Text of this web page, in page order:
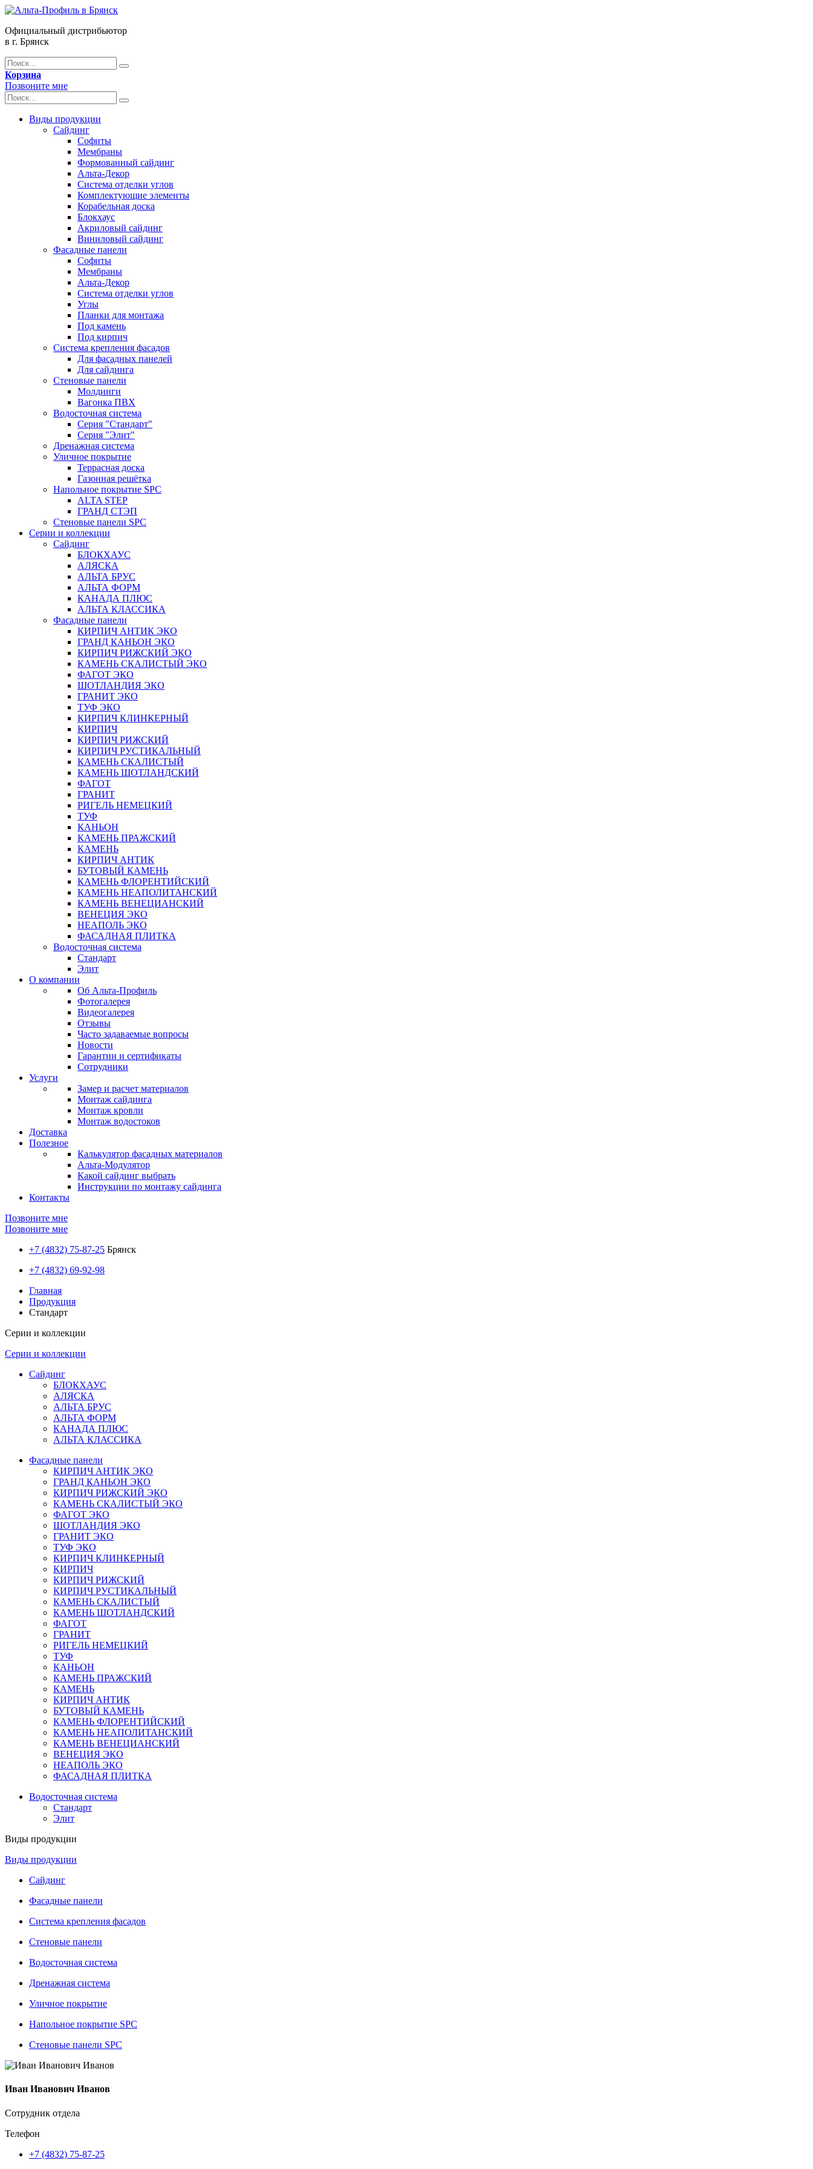
Официальный дистрибьютор
в г. Брянск
Корзина
Позвоните мне
Виды продукции
Сайдинг
Софиты
Мембраны
Формованный сайдинг
Альта-Декор
Система отделки углов
Комплектующие элементы
Корабельная доска
Блокхаус
Акриловый сайдинг
Виниловый сайдинг
Фасадные панели
Софиты
Мембраны
Альта-Декор
Система отделки углов
Углы
Планки для монтажа
Под камень
Под кирпич
Система крепления фасадов
Для фасадных панелей
Для сайдинга
Стеновые панели
Молдинги
Вагонка ПВХ
Водосточная система
Серия "Стандарт"
Серия "Элит"
Дренажная система
Уличное покрытие
Террасная доска
Газонная решётка
Напольное покрытие SPC
ALTA STEP
ГРАНД СТЭП
Стеновые панели SPC
Серии и коллекции
Сайдинг
БЛОКХАУС
АЛЯСКА
АЛЬТА БРУС
АЛЬТА ФОРМ
КАНАДА ПЛЮС
АЛЬТА КЛАССИКА
Фасадные панели
КИРПИЧ АНТИК ЭКО
ГРАНД КАНЬОН ЭКО
КИРПИЧ РИЖСКИЙ ЭКО
КАМЕНЬ СКАЛИСТЫЙ ЭКО
ФАГОТ ЭКО
ШОТЛАНДИЯ ЭКО
ГРАНИТ ЭКО
ТУФ ЭКО
КИРПИЧ КЛИНКЕРНЫЙ
КИРПИЧ
КИРПИЧ РИЖСКИЙ
КИРПИЧ РУСТИКАЛЬНЫЙ
КАМЕНЬ СКАЛИСТЫЙ
КАМЕНЬ ШОТЛАНДСКИЙ
ФАГОТ
ГРАНИТ
РИГЕЛЬ НЕМЕЦКИЙ
ТУФ
КАНЬОН
КАМЕНЬ ПРАЖСКИЙ
КАМЕНЬ
КИРПИЧ АНТИК
БУТОВЫЙ КАМЕНЬ
КАМЕНЬ ФЛОРЕНТИЙСКИЙ
КАМЕНЬ НЕАПОЛИТАНСКИЙ
КАМЕНЬ ВЕНЕЦИАНСКИЙ
ВЕНЕЦИЯ ЭКО
НЕАПОЛЬ ЭКО
ФАСАДНАЯ ПЛИТКА
Водосточная система
Стандарт
Элит
О компании
Об Альта-Профиль
Фотогалерея
Видеогалерея
Отзывы
Часто задаваемые вопросы
Новости
Гарантии и сертификаты
Сотрудники
Услуги
Замер и расчет материалов
Монтаж сайдинга
Монтаж кровли
Монтаж водостоков
Доставка
Полезное
Калькулятор фасадных материалов
Альта-Модулятор
Какой сайдинг выбрать
Инструкции по монтажу сайдинга
Контакты
Позвоните мне
Позвоните мне
+7 (4832) 75-87-25 Брянск
+7 (4832) 69-92-98
Главная
Продукция
Стандарт
Серии и коллекции
Серии и коллекции
Сайдинг
БЛОКХАУС
АЛЯСКА
АЛЬТА БРУС
АЛЬТА ФОРМ
КАНАДА ПЛЮС
АЛЬТА КЛАССИКА
Фасадные панели
КИРПИЧ АНТИК ЭКО
ГРАНД КАНЬОН ЭКО
КИРПИЧ РИЖСКИЙ ЭКО
КАМЕНЬ СКАЛИСТЫЙ ЭКО
ФАГОТ ЭКО
ШОТЛАНДИЯ ЭКО
ГРАНИТ ЭКО
ТУФ ЭКО
КИРПИЧ КЛИНКЕРНЫЙ
КИРПИЧ
КИРПИЧ РИЖСКИЙ
КИРПИЧ РУСТИКАЛЬНЫЙ
КАМЕНЬ СКАЛИСТЫЙ
КАМЕНЬ ШОТЛАНДСКИЙ
ФАГОТ
ГРАНИТ
РИГЕЛЬ НЕМЕЦКИЙ
ТУФ
КАНЬОН
КАМЕНЬ ПРАЖСКИЙ
КАМЕНЬ
КИРПИЧ АНТИК
БУТОВЫЙ КАМЕНЬ
КАМЕНЬ ФЛОРЕНТИЙСКИЙ
КАМЕНЬ НЕАПОЛИТАНСКИЙ
КАМЕНЬ ВЕНЕЦИАНСКИЙ
ВЕНЕЦИЯ ЭКО
НЕАПОЛЬ ЭКО
ФАСАДНАЯ ПЛИТКА
Водосточная система
Стандарт
Элит
Виды продукции
Виды продукции
Сайдинг
Фасадные панели
Система крепления фасадов
Стеновые панели
Водосточная система
Дренажная система
Уличное покрытие
Напольное покрытие SPC
Стеновые панели SPC
Иван Иванович Иванов
Сотрудник отдела
Телефон
+7 (4832) 75-87-25